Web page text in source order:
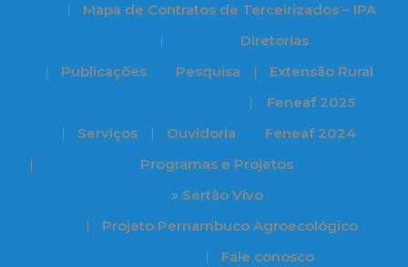
Mapa de Contratos de Terceirizados – IPA
Publicações
Diretorias
Pesquisa
Extensão Rural
Serviços Ouvidoria
Feneaf 2025
Feneaf 2024
Programas e Projetos
» Sertão Vivo
Projeto Pernambuco Agroecológico
Fale conosco